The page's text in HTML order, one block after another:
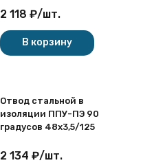
2 118 ₽/шт.
В корзину
Отвод стальной в
изоляции ППУ-ПЭ 90
градусов 48х3,5/125
2 134 ₽/шт.